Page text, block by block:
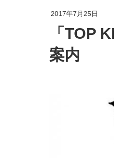
2017年7月25日
「TOP
案内